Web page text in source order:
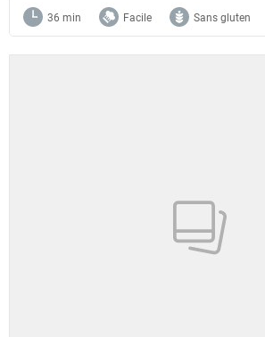
36 min Facile Sans gluten